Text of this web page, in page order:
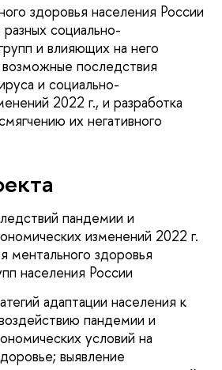
здоровья населения России
разных социально-
и влияющих на него
последствия
и социально-
2022 г., и разработка
их негативного
пандемии и
изменений 2022 г.
ментального здоровья
населения России
адаптации населения к
пандемии и
условий на
выявление